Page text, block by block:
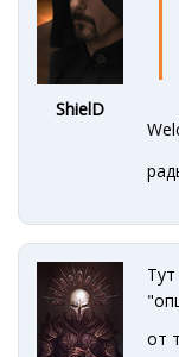
ShielD
от